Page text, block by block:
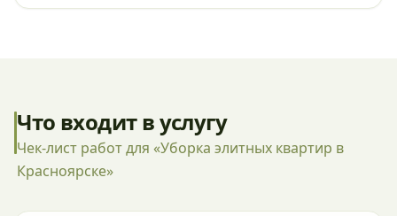
Что входит в услугу
Чек-лист работ для «Уборка элитных квартир в
Красноярске»